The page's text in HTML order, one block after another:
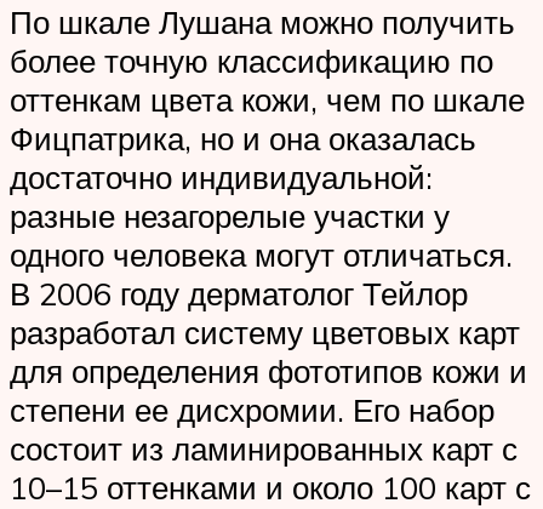
По шкале Лушана можно получить
более точную классификацию по
оттенкам цвета кожи, чем по шкале
Фицпатрика, но и она оказалась
достаточно индивидуальной:
разные незагорелые участки у
одного человека могут отличаться.
В 2006 году дерматолог Тейлор
разработал систему цветовых карт
для определения фототипов кожи и
степени ее дисхромии. Его набор
состоит из ламинированных карт с
10–15 оттенками и около 100 карт с